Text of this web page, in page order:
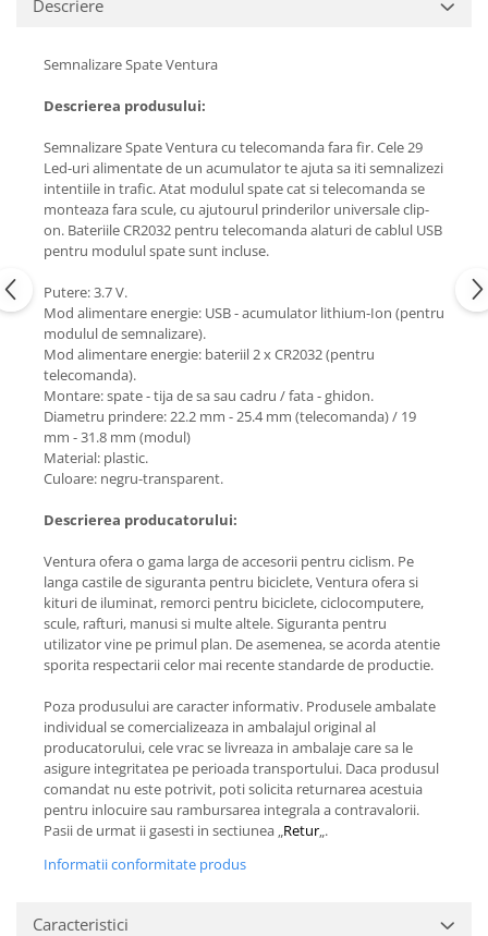
Descriere
Semnalizare Spate Ventura
Descrierea produsului:
Semnalizare Spate Ventura cu telecomanda fara fir. Cele 29
Led-uri alimentate de un acumulator te ajuta sa iti semnalizezi
intentiile in trafic. Atat modulul spate cat si telecomanda se
monteaza fara scule, cu ajutourul prinderilor universale clip-
on. Bateriile CR2032 pentru telecomanda alaturi de cablul USB
pentru modulul spate sunt incluse.
Putere: 3.7 V.
Mod alimentare energie: USB - acumulator lithium-Ion (pentru
modulul de semnalizare).
Mod alimentare energie: bateriil 2 x CR2032 (pentru
telecomanda).
Montare: spate - tija de sa sau cadru / fata - ghidon.
Diametru prindere: 22.2 mm - 25.4 mm (telecomanda) / 19
mm - 31.8 mm (modul)
Material: plastic.
Culoare: negru-transparent.
Descrierea producatorului:
Ventura ofera o gama larga de accesorii pentru ciclism. Pe
langa castile de siguranta pentru biciclete, Ventura ofera si
kituri de iluminat, remorci pentru biciclete, ciclocomputere,
scule, rafturi, manusi si multe altele. Siguranta pentru
utilizator vine pe primul plan. De asemenea, se acorda atentie
sporita respectarii celor mai recente standarde de productie.
Poza produsului are caracter informativ. Produsele ambalate
individual se comercializeaza in ambalajul original al
producatorului, cele vrac se livreaza in ambalaje care sa le
asigure integritatea pe perioada transportului. Daca produsul
comandat nu este potrivit, poti solicita returnarea acestuia
pentru inlocuire sau rambursarea integrala a contravalorii.
Pasii de urmat ii gasesti in sectiunea „ Retur „.
Informatii conformitate produs
Caracteristici